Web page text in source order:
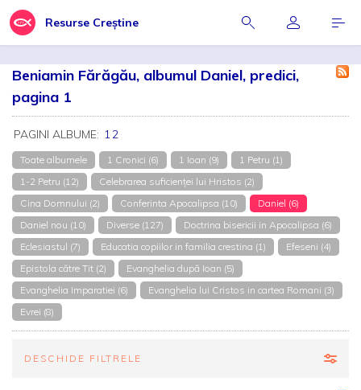
Resurse Creștine
Beniamin Fărăgău, albumul Daniel, predici,
pagina 1
PAGINI ALBUME: 12
Toate albumele 1 Cronici (6) 1 Ioan (9)
1 Petru (1)
1-2 Petru (12)
Celebrarea suficienței lui Hristos (2)
Cina Domnului (2)
Conferinta Apocalipsa (10)
Daniel (6)
Daniel nou (10)
Diverse (127)
Doctrina bisericii in Apocalipsa (6)
Eclesiastul (7)
Educatia copiilor in familia crestina (1)
Efeseni (4)
Epistola către Tit (2)
Evanghelia după Ioan (5)
Evanghelia Imparatiei (6)
Evanghelia lui Cristos in cartea Romani (3)
Evrei (8)
DESCHIDE FILTRELE